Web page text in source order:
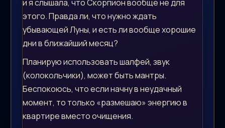
и я слышала, что Скорпион вообще не для
этого. Правда ли, что нужно ждать
убывающей Луны, и есть ли вообще хорошие
дни в ближайший месяц?
Планирую использовать шалфей, звук
(колокольчики), может быть мантры.
Беспокоюсь, что если начну в неудачный
момент, то только «размешаю» энергию в
квартире вместо очищения.